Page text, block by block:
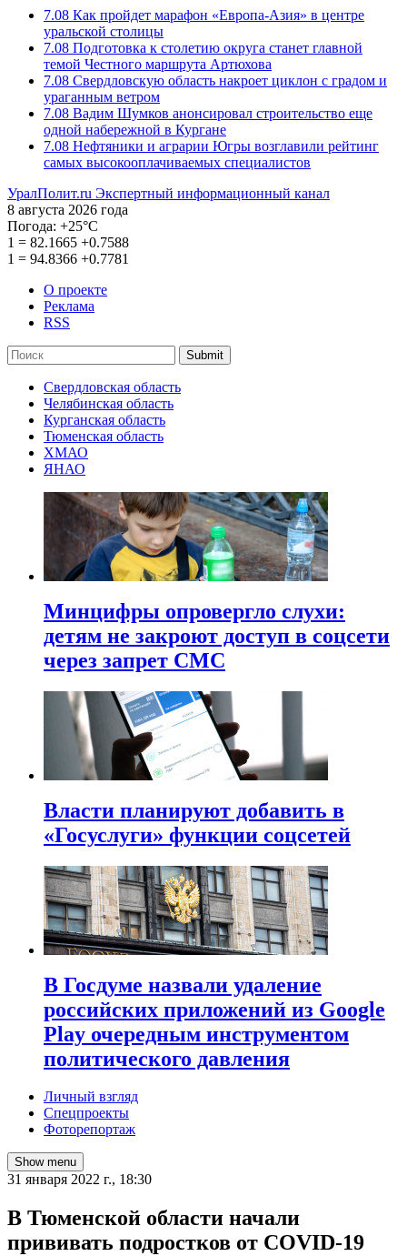
7.08 Как пройдет марафон «Европа-Азия» в центре
уральской столицы
7.08 Подготовка к столетию округа станет главной
темой Честного маршрута Артюхова
7.08 Свердловскую область накроет циклон с градом и
ураганным ветром
7.08 Вадим Шумков анонсировал строительство еще
одной набережной в Кургане
7.08 Нефтяники и аграрии Югры возглавили рейтинг
самых высокооплачиваемых специалистов
УралПолит.ru Экспертный информационный канал
8 августа 2026 года
Погода: +25°С
1 = 82.1665 +0.7588
1 = 94.8366 +0.7781
О проекте
Реклама
RSS
Submit
Свердловская область
Челябинская область
Курганская область
Тюменская область
ХМАО
ЯНАО
Минцифры опровергло слухи:
детям не закроют доступ в соцсети
через запрет СМС
Власти планируют добавить в
«Госуслуги» функции соцсетей
В Госдуме назвали удаление
российских приложений из Google
Play очередным инструментом
политического давления
Личный взгляд
Спецпроекты
Фоторепортаж
Show menu
31 января 2022 г., 18:30
​В Тюменской области начали
прививать подростков от COVID-19